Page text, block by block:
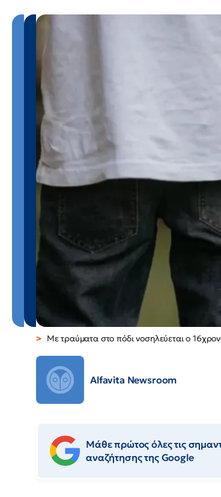
Με τραύματα στο πόδι νοσηλεύεται ο
Alfavita Newsroom
Μάθε πρώτος όλες τις
αναζήτησης της Google